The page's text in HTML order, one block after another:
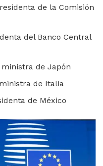
de la Comisión
del Banco Central
de Japón
de Italia
de México